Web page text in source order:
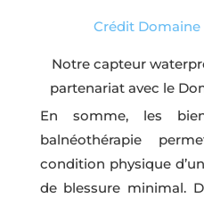
Crédit Domaine
Notre capteur
partenariat avec le
En somme, les
balnéothérapie
condition physique
de blessure minimal.